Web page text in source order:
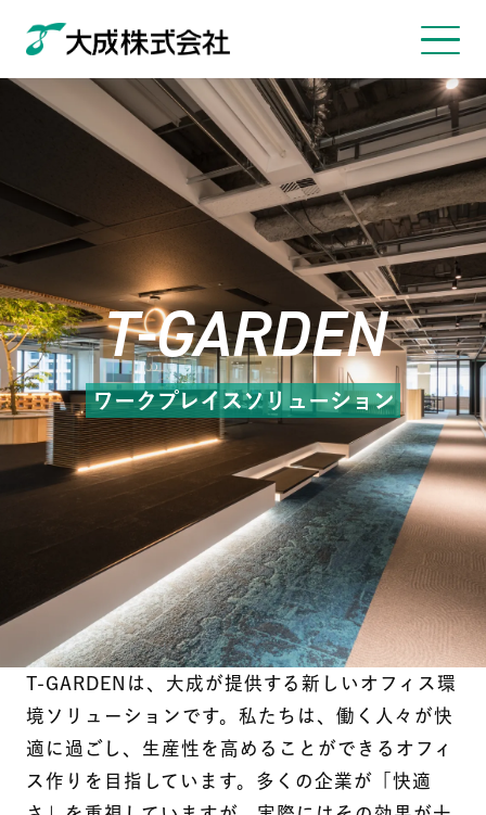
T-GARDEN
ワークプレイスソリューション
T-GARDENは、大成が提供する新しいオフィス環
境ソリューションです。私たちは、働く人々が快
適に過ごし、生産性を高めることができるオフィ
ス作りを目指しています。多くの企業が「快適